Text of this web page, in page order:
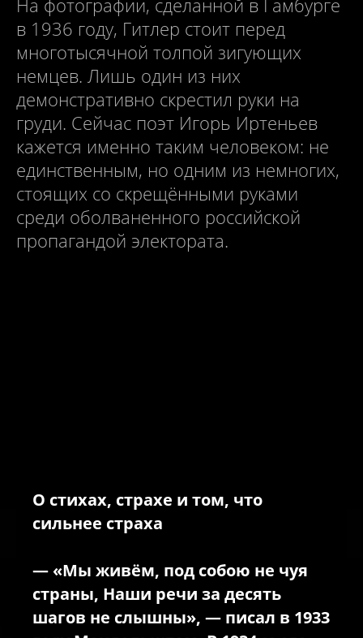
На фотографии, сделанной в Гамбурге
в 1936 году, Гитлер стоит перед
многотысячной толпой зигующих
немцев. Лишь один из них
демонстративно скрестил руки на
груди. Сейчас поэт Игорь Иртеньев
кажется именно таким человеком: не
единственным, но одним из немногих,
стоящих со скрещёнными руками
среди оболваненного российской
пропагандой электората.
О стихах, страхе и том, что
сильнее страха
— «Мы живём, под собою не чуя
страны, Наши речи за десять
шагов не слышны», — писал в 1933